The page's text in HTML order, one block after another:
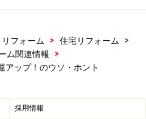
リフォーム > 住宅リフォーム
>
ム関連情報
>
アップ！のウソ・ホント
採用情報